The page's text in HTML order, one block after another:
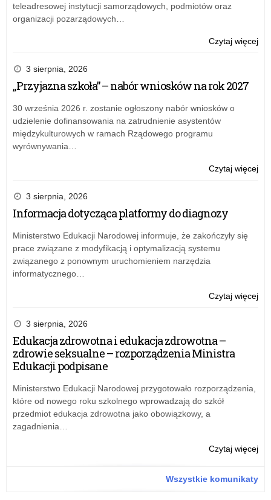
teleadresowej instytucji samorządowych, podmiotów oraz
organizacji pozarządowych…
Czytaj więcejo:
3 sierpnia, 2026
„Przyjazna szkoła” – nabór wniosków na rok 2027
30 września 2026 r. zostanie ogłoszony nabór wniosków o
udzielenie dofinansowania na zatrudnienie asystentów
międzykulturowych w ramach Rządowego programu
wyrównywania…
Czytaj więcejo:
3 sierpnia, 2026
Informacja dotycząca platformy do diagnozy
Ministerstwo Edukacji Narodowej informuje, że zakończyły się
prace związane z modyfikacją i optymalizacją systemu
związanego z ponownym uruchomieniem narzędzia
informatycznego…
Czytaj więcejo:
3 sierpnia, 2026
Edukacja zdrowotna i edukacja zdrowotna –
zdrowie seksualne – rozporządzenia Ministra
Edukacji podpisane
Ministerstwo Edukacji Narodowej przygotowało rozporządzenia,
które od nowego roku szkolnego wprowadzają do szkół
przedmiot edukacja zdrowotna jako obowiązkowy, a
zagadnienia…
Czytaj więcejo:
Wszystkie komunikaty